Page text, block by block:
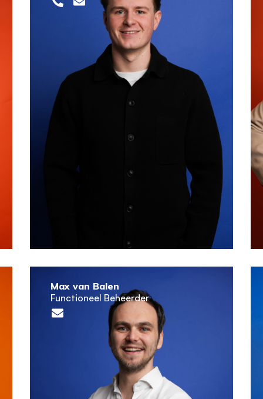
Max van Balen
Functioneel Beheerder